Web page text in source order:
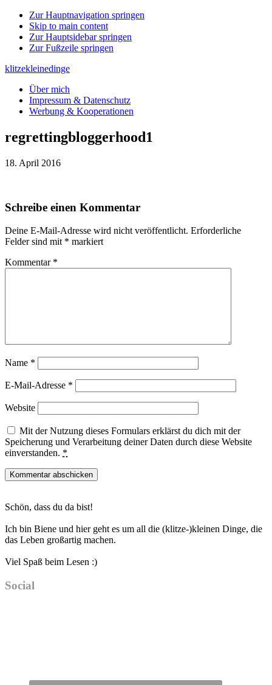
Zur Hauptnavigation springen
Skip to main content
Zur Hauptsidebar springen
Zur Fußzeile springen
klitzekleinedinge
Über mich
Impressum & Datenschutz
Werbung & Kooperationen
regrettingbloggerhood1
18. April 2016
Leser-
Schreibe einen Kommentar
Deine E-Mail-Adresse wird nicht veröffentlicht. Erforderliche
Felder sind mit * markiert
Kommentar *
Name *
E-Mail-Adresse *
Website
Mit der Nutzung dieses Formulars erklärst du dich mit der
Speicherung und Verarbeitung deiner Daten durch diese Website
einverstanden. *
Sidebar
Schön, dass du da bist!
Ich bin Biene und hier geht es um all die (klitze-)kleinen Dinge, die
das Leben großartig machen.
Viel Spaß beim Lesen :)
Social